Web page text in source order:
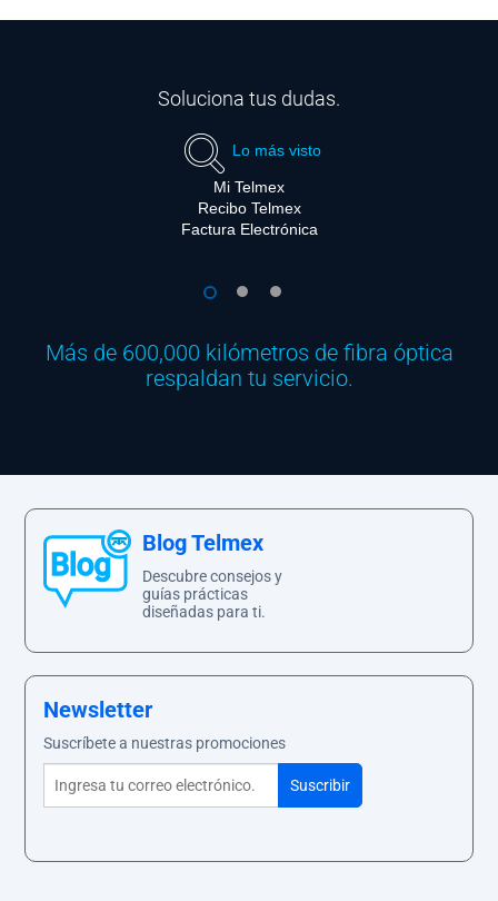
Soluciona tus dudas.
Lo más visto
Mi Telmex
Recibo Telmex
Factura Electrónica
1
Más de 600,000 kilómetros de fibra óptica
respaldan tu servicio.
Blog Telmex
Descubre consejos y
guías prácticas
diseñadas para ti.
Newsletter
Suscríbete a nuestras promociones